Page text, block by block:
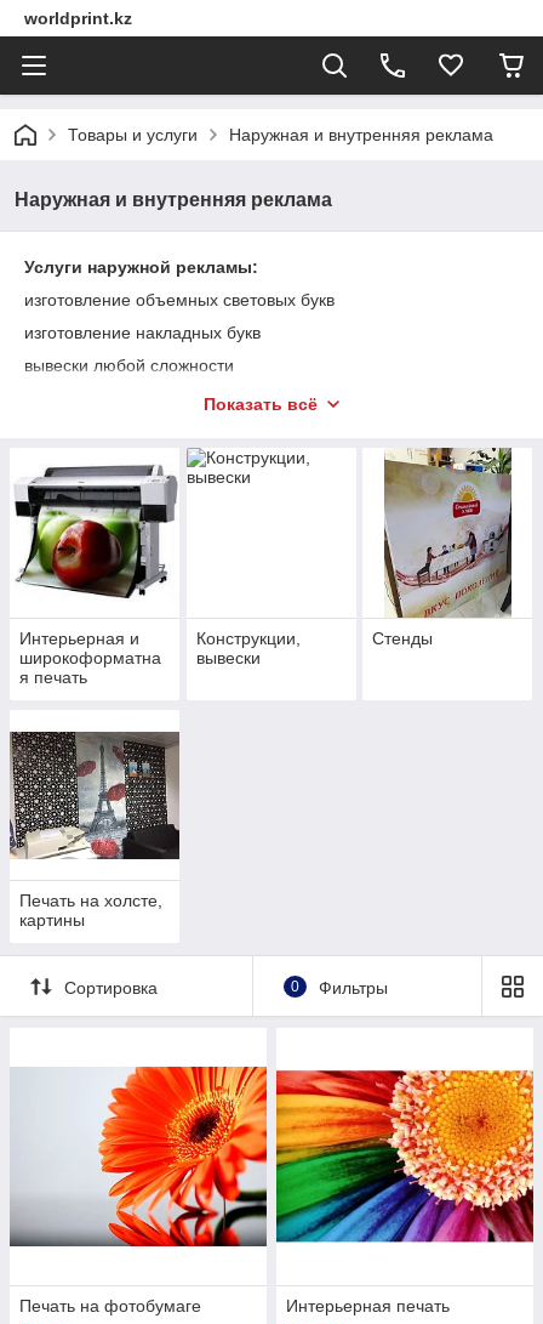
worldprint.kz
Товары и услуги Наружная и внутренняя реклама
Наружная и внутренняя реклама
Услуги наружной рекламы:
изготовление объемных световых букв
изготовление накладных букв
вывески любой сложности
лайтбоксы
информационные стенды
конструкции «Паук» и «Roll-up»
дверных табличек
работа с оргстеклом, акрилом, ПВХ
Показать всё
Интерьерная и
широкоформатна
я печать
Конструкции,
вывески
Стенды
Печать на холсте,
картины
Сортировка 0 Фильтры
Печать на фотобумаге
Интерьерная печать